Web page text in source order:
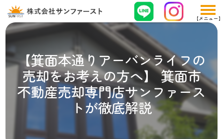
【箕面本通りアーバンライフの
売却をお考えの方へ】 箕面市
不動産売却専門店サンファース
トが徹底解説